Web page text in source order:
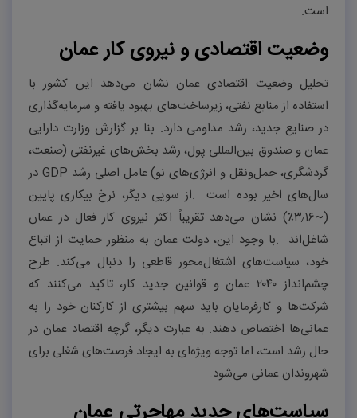
است.
وضعیت اقتصادی و نیروی کار عمان
تحلیل وضعیت اقتصادی عمان نشان می‌دهد این کشور با
استفاده از منابع نفتی، زیرساخت‌های بهبود یافته و سرمایه‌گذاری
در صنایع جدید، رشد مداومی دارد. بنا بر گزارش وزارت دارایی
عمان و صندوق بین‌المللی پول، رشد بخش‌های غیرنفتی (صنعت،
گردشگری، حمل‌ونقل و انرژی‌های نو) عامل اصلی رشد GDP در
سال‌های اخیر بوده است
.از سویی دیگر، نرخ بیکاری پایین
(~
۳٫۱۶٪)
نشان می‌دهد تقریباً اکثر نیروی کار فعال در عمان
شاغل‌اند .با وجود این، دولت عمان به منظور حمایت از اتباع
خود، سیاست‌های اشتغال‌محور قاطعی را دنبال می‌کند. طرح
چشم‌انداز ۲۰۴۰عمان و قوانین جدید کار، تاکید می‌کنند که
شرکت‌ها و کارفرمایان باید سهم بیشتری از کارکنان خود را به
عمانی‌ها اختصاص دهند. به عبارت دیگر، گرچه اقتصاد عمان در
حال رشد است، اما توجه ویژه‌ای به ایجاد فرصت‌های شغلی برای
شهروندان عمانی می‌شود.